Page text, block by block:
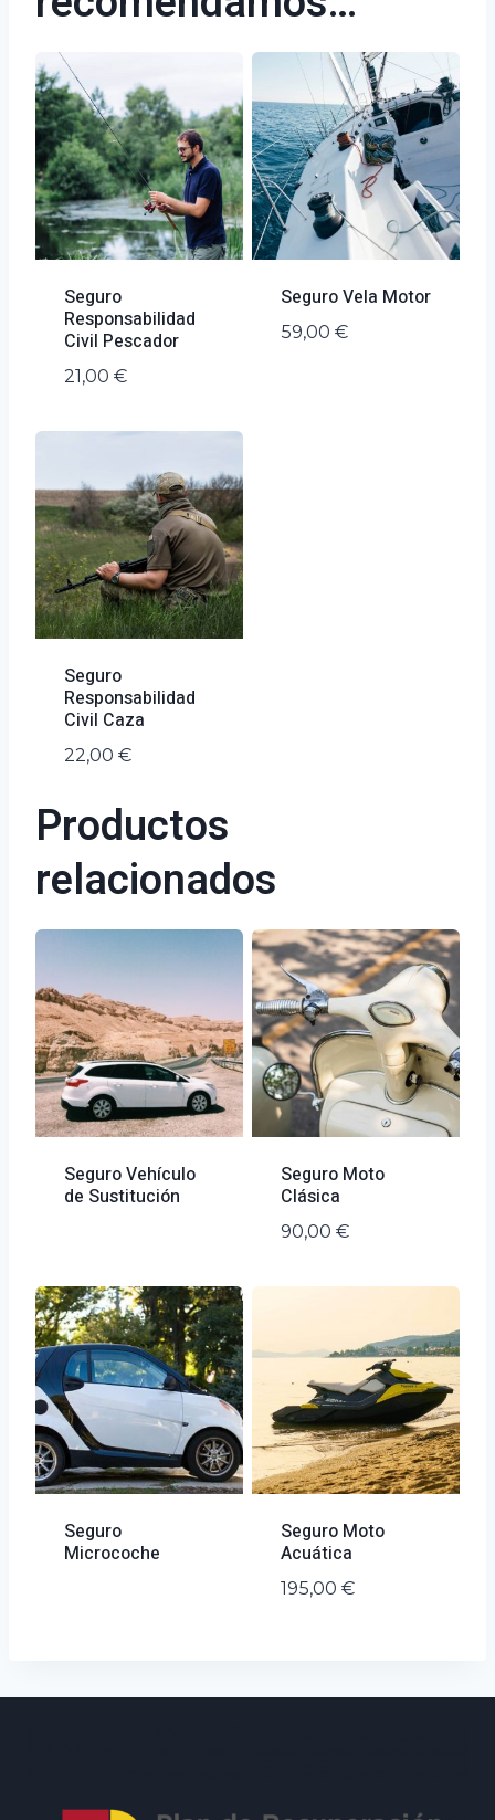
Seguro
Responsabilidad
Civil Pescador
21,00 €
Seguro Vela Motor
59,00 €
Seguro
Responsabilidad
Civil Caza
22,00 €
Productos
relacionados
Seguro Vehículo
de Sustitución
Seguro Moto
Clásica
90,00 €
Seguro
Microcoche
Seguro Moto
Acuática
195,00 €